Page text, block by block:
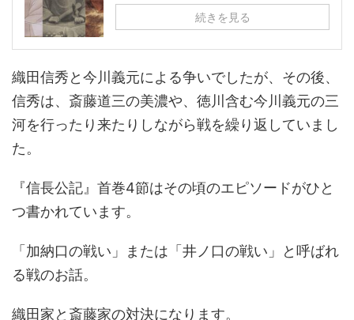
続きを見る
織田信秀と今川義元による争いでしたが、その後、
信秀は、斎藤道三の美濃や、徳川含む今川義元の三
河を行ったり来たりしながら戦を繰り返していまし
た。
『信長公記』首巻4節はその頃のエピソードがひと
つ書かれています。
「加納口の戦い」または「井ノ口の戦い」と呼ばれ
る戦のお話。
織田家と斎藤家の対決になります。